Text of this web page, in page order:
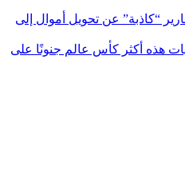
“كاذبة” عن تحويل أموال إلى
هذه أكثر كأس عالم جنونًا على